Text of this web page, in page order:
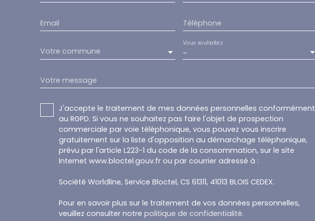
Email Téléphone
Votre commune -
Vous souhaitez
Votre message
J'accepte le traitement de mes données personnelles conformément
au RGPD. Si vous ne souhaitez pas faire l'objet de prospection
commerciale par voie téléphonique, vous pouvez vous inscrire
gratuitement sur la liste d'opposition au démarchage téléphonique,
prévu par l'article L223-1 du code de la consommation, sur le site
Internet www.bloctel.gouv.fr ou par courrier adressé à :
Société Worldline, Service Bloctel, CS 61311, 41013 BLOIS CEDEX.
Pour en savoir plus sur le traitement de vos données personnelles,
veuillez consulter notre politique de confidentialité.